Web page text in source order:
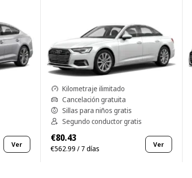
Ver
Kilometraje ilimitado
Cancelación gratuita
Sillas para niños gratis
Segundo conductor gratis
€80.43
€562.99 / 7 días Ver